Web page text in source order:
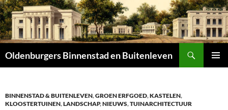
Oldenburgers Binnenstad en Buitenleven
BINNENSTAD & BUITENLEVEN,GROEN ERFGOED,KASTELEN,
KLOOSTERTUINEN,LANDSCHAP,NIEUWS,TUINARCHITECTUUR